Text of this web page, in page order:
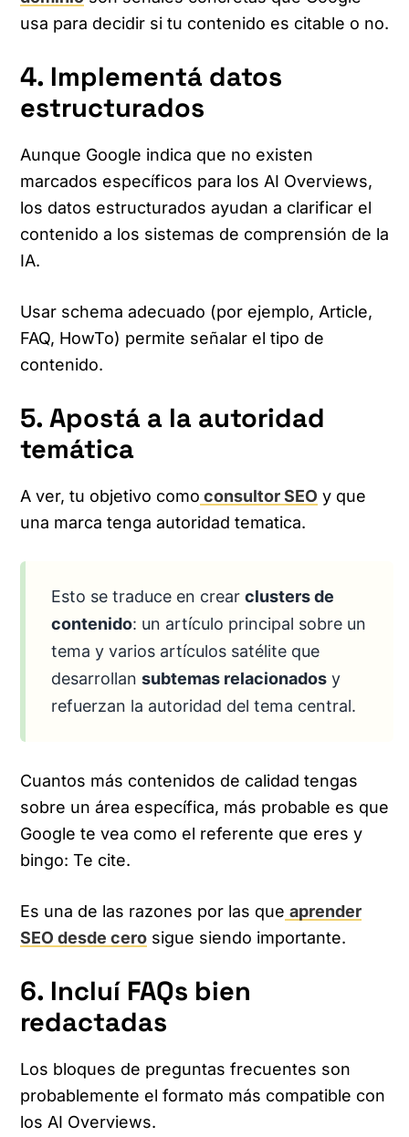
usa para decidir si tu contenido es citable o no.
4. Implementá datos
estructurados
Aunque Google indica que no existen
marcados específicos para los AI Overviews,
los datos estructurados ayudan a clarificar el
contenido a los sistemas de comprensión de la
IA.
Usar schema adecuado (por ejemplo, Article,
FAQ, HowTo) permite señalar el tipo de
contenido.
5. Apostá a la autoridad
temática
A ver, tu objetivo como consultor SEO y que
una marca tenga autoridad tematica.
Esto se traduce en crear clusters de
contenido: un artículo principal sobre un
tema y varios artículos satélite que
desarrollan subtemas relacionados y
refuerzan la autoridad del tema central.
Cuantos más contenidos de calidad tengas
sobre un área específica, más probable es que
Google te vea como el referente que eres y
bingo: Te cite.
Es una de las razones por las que aprender
SEO desde cero sigue siendo importante.
6. Incluí FAQs bien
redactadas
Los bloques de preguntas frecuentes son
probablemente el formato más compatible con
los AI Overviews.